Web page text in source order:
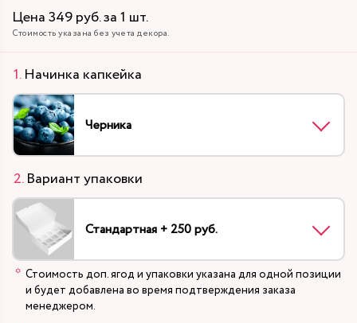
Цена 349 руб. за 1 шт.
Стоимость указана без учета декора.
Начинка капкейка
Черника
Вариант упаковки
Стандартная + 250 руб.
Стоимость доп. ягод и упаковки указана для одной позиции
и будет добавлена во время подтверждения заказа
менеджером.